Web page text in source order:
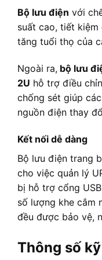
Bộ lưu điện với
suất cao, tiết kiệm
tăng tuổi thọ của
Ngoài ra, bộ lưu
2U hỗ trợ điều
chống sét giúp
nguồn điện thay
Kết nối dễ dàng
Bộ lưu điện trang
cho việc quản lý
bị hỗ trợ cổng
số lượng khe cắm
đều được bảo vệ,
Thông số